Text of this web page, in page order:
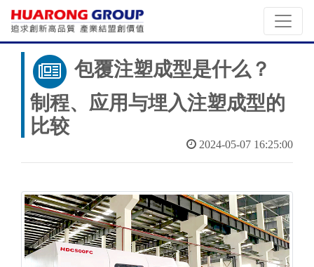
包覆注塑成型是什么？
制程、应用与埋入注塑成型的
比较
2024-05-07 16:25:00